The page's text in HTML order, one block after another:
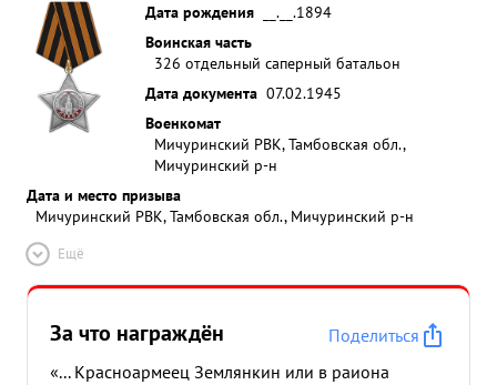
Дата рождения
__.__.1894
Воинская часть
326 отдельный саперный батальон
Дата документа 07.02.1945
Военкомат
Мичуринский РВК, Тамбовская обл.,
Мичуринский р-н
Дата и место призыва
Мичуринский РВК, Тамбовская обл., Мичуринский р-н
Ещё
За что награждён
Поделиться
«... Красноармеец Землянкин или в раиона